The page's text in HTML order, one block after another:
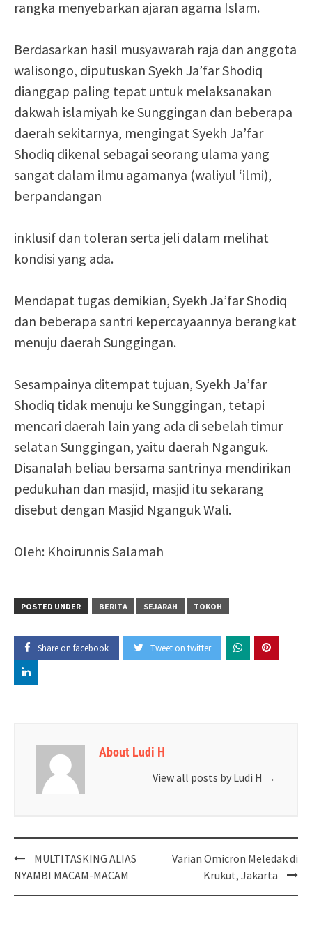
rangka menyebarkan ajaran agama Islam.
Berdasarkan hasil musyawarah raja dan anggota
walisongo, diputuskan Syekh Ja’far Shodiq
dianggap paling tepat untuk melaksanakan
dakwah islamiyah ke Sunggingan dan beberapa
daerah sekitarnya, mengingat Syekh Ja’far
Shodiq dikenal sebagai seorang ulama yang
sangat dalam ilmu agamanya (waliyul ‘ilmi),
berpandangan
inklusif dan toleran serta jeli dalam melihat
kondisi yang ada.
Mendapat tugas demikian, Syekh Ja’far Shodiq
dan beberapa santri kepercayaannya berangkat
menuju daerah Sunggingan.
Sesampainya ditempat tujuan, Syekh Ja’far
Shodiq tidak menuju ke Sunggingan, tetapi
mencari daerah lain yang ada di sebelah timur
selatan Sunggingan, yaitu daerah Nganguk.
Disanalah beliau bersama santrinya mendirikan
pedukuhan dan masjid, masjid itu sekarang
disebut dengan Masjid Nganguk Wali.
Oleh: Khoirunnis Salamah
POSTED UNDER BERITA SEJARAH TOKOH
Share on facebook Tweet on twitter
About Ludi H
View all posts by Ludi H →
Post
navigation
MULTITASKING ALIAS
NYAMBI MACAM-MACAM
Varian Omicron Meledak di
Krukut, Jakarta